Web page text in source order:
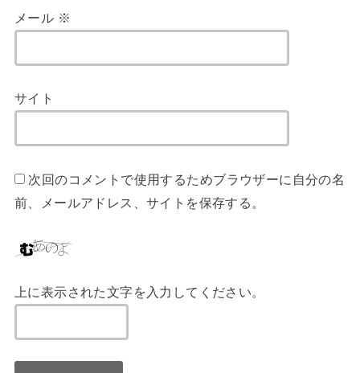
メール ※
サイト
次回のコメントで使用するためブラウザーに自分の名
前、メールアドレス、サイトを保存する。
上に表示された文字を入力してください。